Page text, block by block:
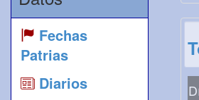
Fechas
Patrias
Diarios